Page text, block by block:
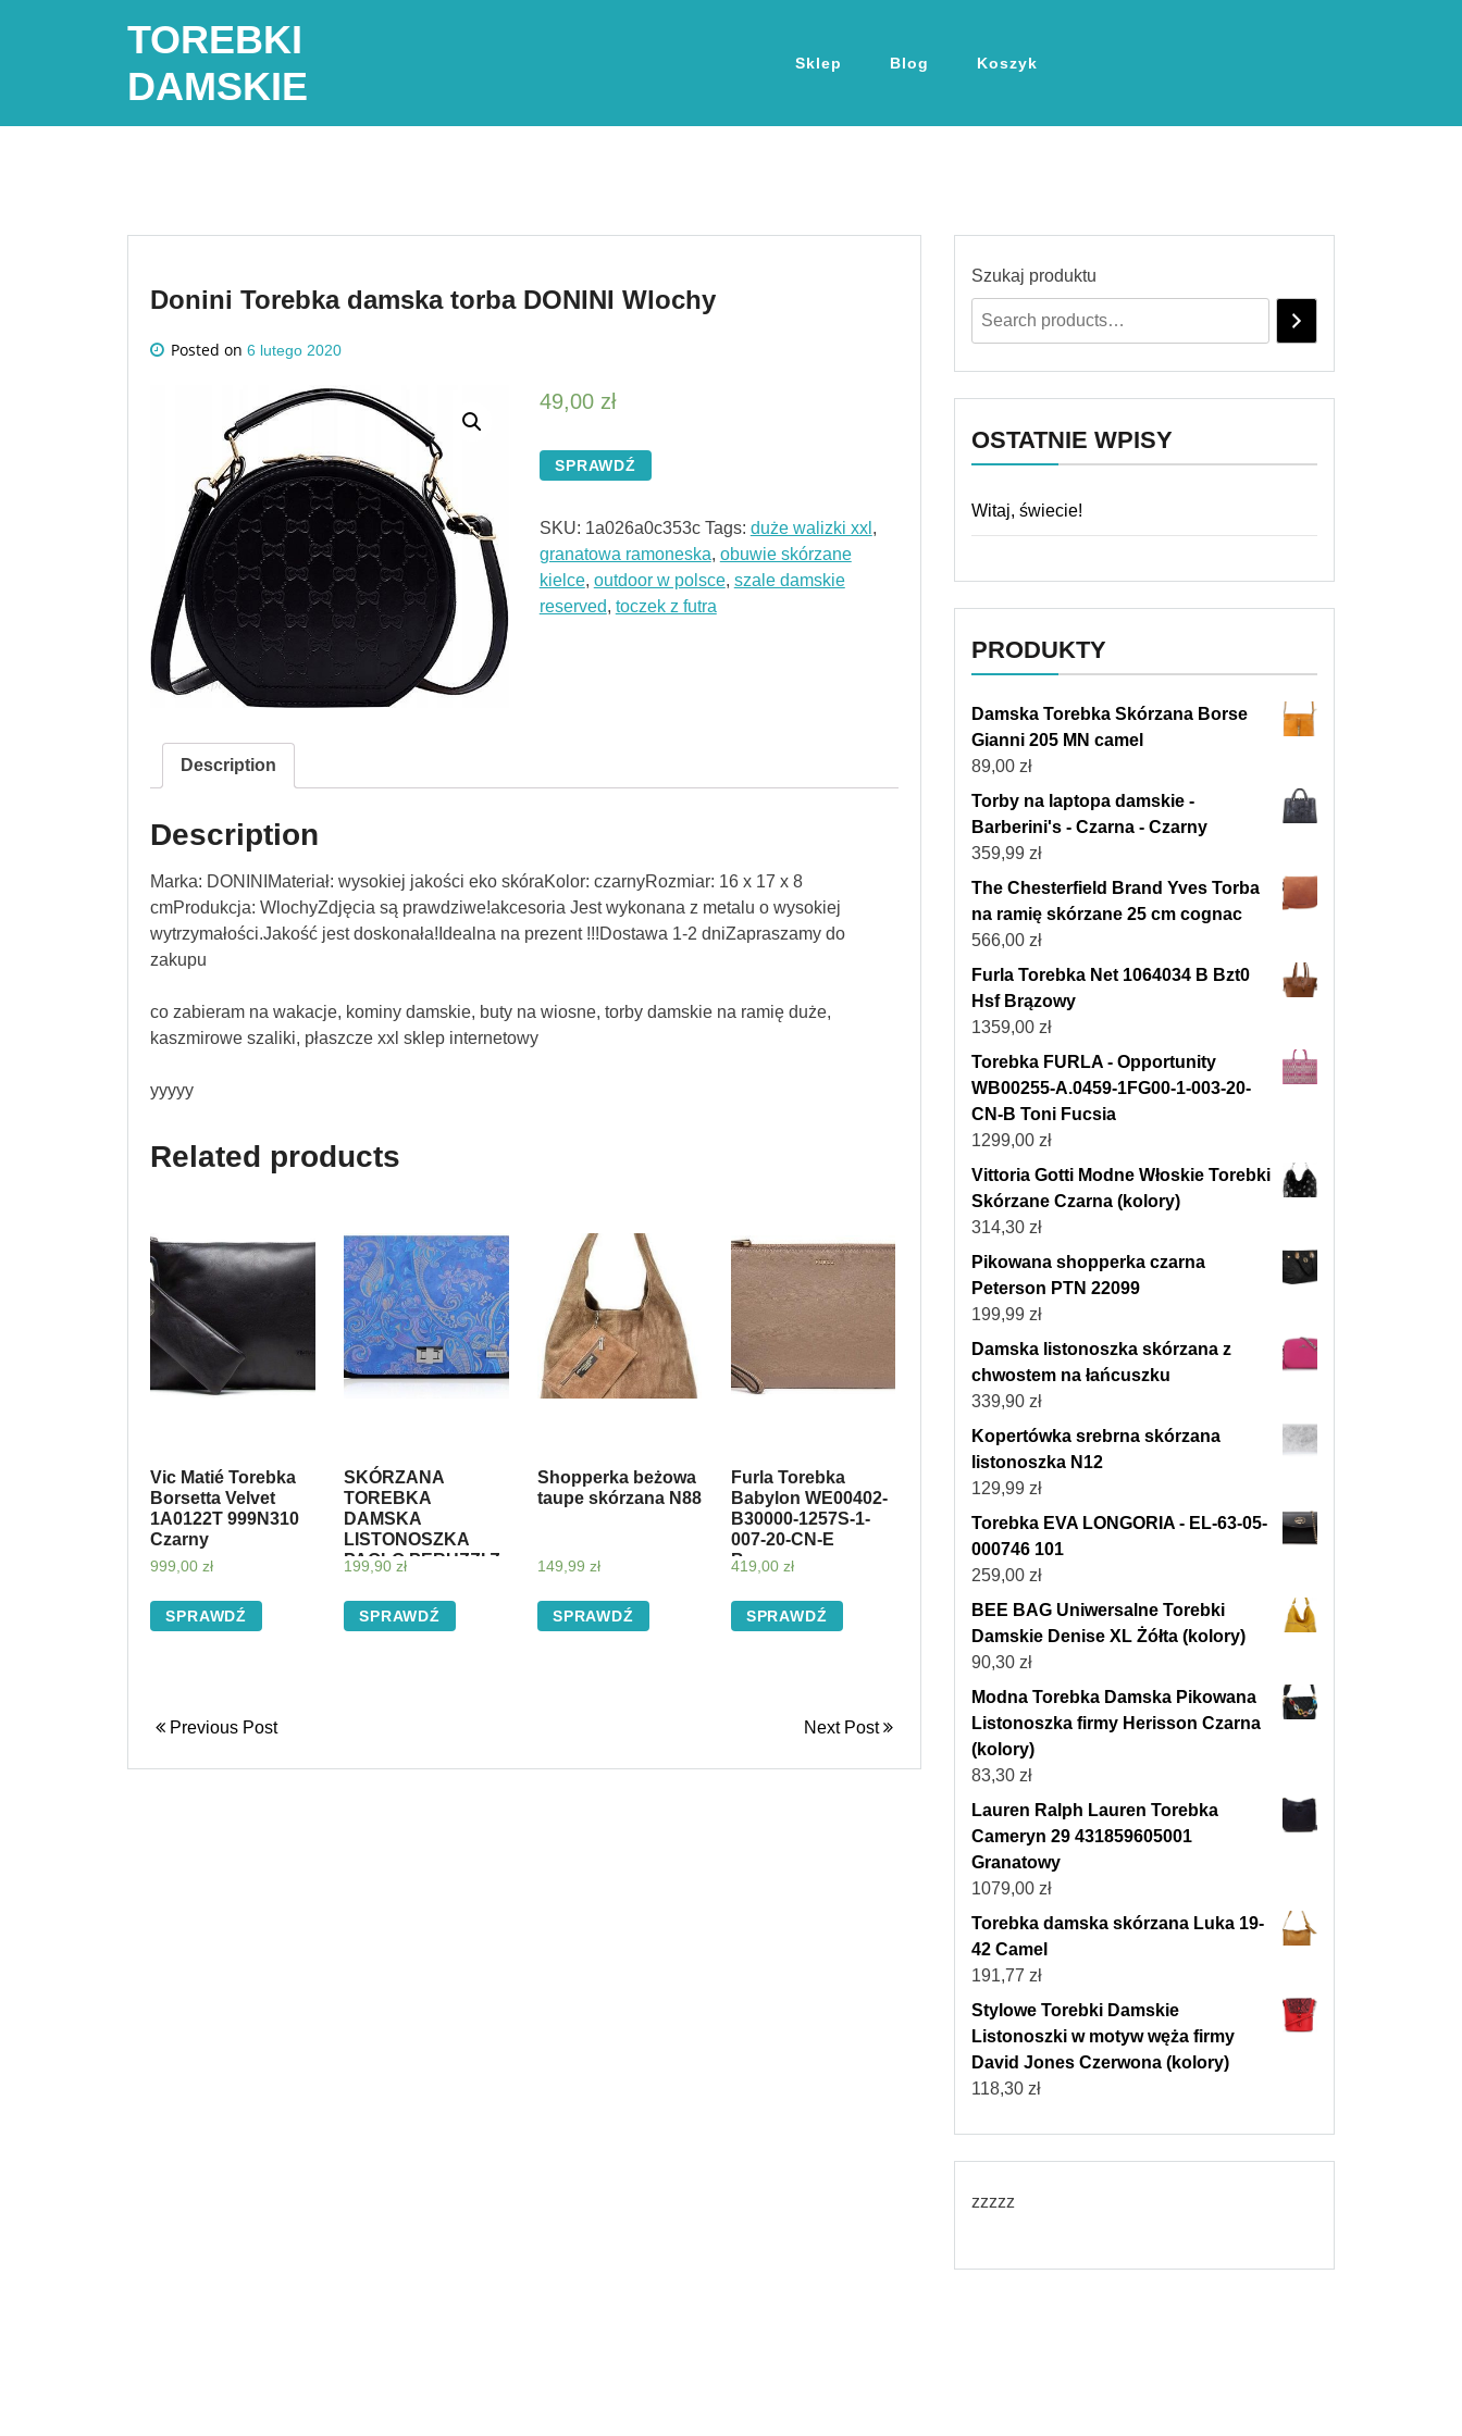
TOREBKI
DAMSKIE
Sklep Blog Koszyk
Donini Torebka damska torba DONINI Wlochy
Posted on 6 lutego 2020
49,00 zł
SPRAWDŹ
SKU: 1a026a0c353c Tags: duże walizki xxl ,
granatowa ramoneska, obuwie skórzane
kielce, outdoor w polsce, szale damskie
reserved, toczek z futra
Description
Description
Marka: DONINIMateriał: wysokiej jakości eko skóraKolor: czarnyRozmiar: 16 x 17 x 8
cmProdukcja: WlochyZdjęcia są prawdziwe!akcesoria Jest wykonana z metalu o wysokiej
wytrzymałości.Jakość jest doskonała!Idealna na prezent !!!Dostawa 1-2 dniZapraszamy do
zakupu
co zabieram na wakacje, kominy damskie, buty na wiosne, torby damskie na ramię duże,
kaszmirowe szaliki, płaszcze xxl sklep internetowy
yyyyy
Related products
Vic Matié Torebka
Borsetta Velvet
1A0122T 999N310
Czarny
999,00 zł
SPRAWDŹ
SKÓRZANA
TOREBKA
DAMSKA
LISTONOSZKA
PAOLO PERUZZI Z-
199,90 zł
SPRAWDŹ
Shopperka beżowa
taupe skórzana N88
149,99 zł
SPRAWDŹ
Furla Torebka
Babylon WE00402-
B30000-1257S-1-
007-20-CN-E
Brązowy
419,00 zł
SPRAWDŹ
Previous Post Next Post
Szukaj produktu
OSTATNIE WPISY
Witaj, świecie!
PRODUKTY
Damska Torebka Skórzana Borse
Gianni 205 MN camel
89,00 zł
Torby na laptopa damskie -
Barberini's - Czarna - Czarny
359,99 zł
The Chesterfield Brand Yves Torba
na ramię skórzane 25 cm cognac
566,00 zł
Furla Torebka Net 1064034 B Bzt0
Hsf Brązowy
1359,00 zł
Torebka FURLA - Opportunity
WB00255-A.0459-1FG00-1-003-20-
CN-B Toni Fucsia
1299,00 zł
Vittoria Gotti Modne Włoskie Torebki
Skórzane Czarna (kolory)
314,30 zł
Pikowana shopperka czarna
Peterson PTN 22099
199,99 zł
Damska listonoszka skórzana z
chwostem na łańcuszku
339,90 zł
Kopertówka srebrna skórzana
listonoszka N12
129,99 zł
Torebka EVA LONGORIA - EL-63-05-
000746 101
259,00 zł
BEE BAG Uniwersalne Torebki
Damskie Denise XL Żółta (kolory)
90,30 zł
Modna Torebka Damska Pikowana
Listonoszka firmy Herisson Czarna
(kolory)
83,30 zł
Lauren Ralph Lauren Torebka
Cameryn 29 431859605001
Granatowy
1079,00 zł
Torebka damska skórzana Luka 19-
42 Camel
191,77 zł
Stylowe Torebki Damskie
Listonoszki w motyw węża firmy
David Jones Czerwona (kolory)
118,30 zł
zzzzz